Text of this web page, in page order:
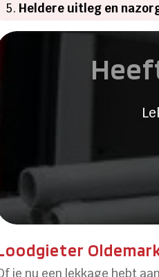
Heldere uitleg en
je nu een lekkage hebt